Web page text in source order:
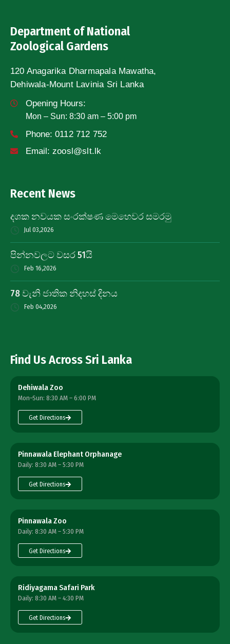
Department of National
Zoological Gardens
120 Anagarika Dharmapala Mawatha,
Dehiwala-Mount Lavinia Sri Lanka
Opening Hours:
Mon – Sun: 8:30 am – 5:00 pm
Phone: 0112 712 752
Email: zoosl@slt.lk
Recent News
දශක නවයක සංරක්ෂණ මෙහෙවර සමරමු
Jul 03,2026
පින්නවලට වසර 51යි
Feb 16,2026
78 වැනි ජාතික නිදහස් දිනය
Feb 04,2026
Find Us Across Sri Lanka
Dehiwala Zoo
Mon–Sun: 8:30 AM – 6:00 PM
Get Directions
Pinnawala Elephant Orphanage
Daily: 8:30 AM – 5:30 PM
Get Directions
Pinnawala Zoo
Daily: 8:30 AM – 5:30 PM
Get Directions
Ridiyagama Safari Park
Daily: 8:30 AM – 4:30 PM
Get Directions